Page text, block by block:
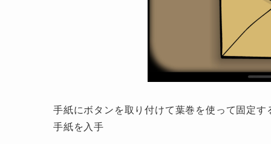
手紙にボタンを取り付けて葉巻を使って固定す
手紙を入手